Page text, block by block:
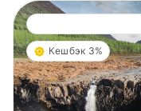
Кешбэк 3%